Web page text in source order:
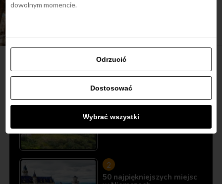
ARTYKUŁY
Najbardziej popularne
Śladami Harry’ego Pottera:
50 najpiękniejszych miejsc
dowolnym momencie.
Odrzucić
Dostosować
Wybrać wszystki